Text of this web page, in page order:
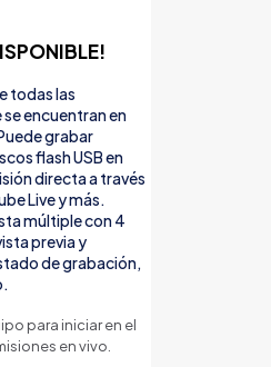
todas las
encuentran en
grabar
flash USB en
directa a través
Live y más.
múltiple con 4
previa y
de grabación,
para iniciar en el
en vivo.